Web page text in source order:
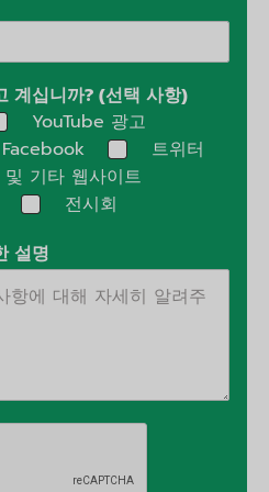
계십니까? (선택 사항)
YouTube 광고
Facebook
트위터
및 기타 웹사이트
전시회
설명